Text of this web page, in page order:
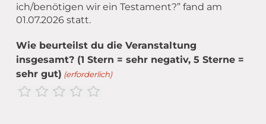
New Ehrenamt
Drucksachen MEET CAMPUS
Newsletter Archiv
Ansprechpartner*innen
Spiritualität – eine Definition
Caritas in Kirchengemeinden
Ideen einreichen
Login
ich/benötigen wir ein Testament?” fand am
01.07.2026 statt.
Wie beurteilst du die Veranstaltung
insgesamt? (1 Stern = sehr negativ, 5 Sterne =
sehr gut) (erforderlich)